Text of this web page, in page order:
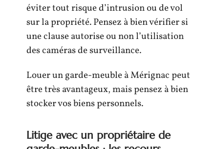
éviter tout risque d’intrusion ou de vol
sur la propriété. Pensez à bien vérifier si
une clause autorise ou non l’utilisation
des caméras de surveillance.
Louer un garde-meuble à Mérignac peut
être très avantageux, mais pensez à bien
stocker vos biens personnels.
Litige avec un propriétaire de